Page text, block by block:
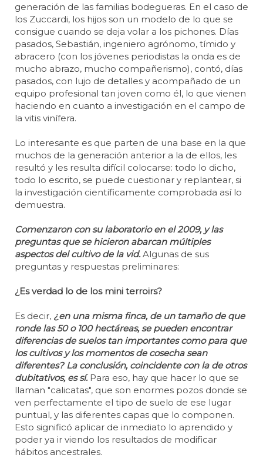
generación de las familias bodegueras. En el caso de
los Zuccardi, los hijos son un modelo de lo que se
consigue cuando se deja volar a los pichones. Días
pasados, Sebastián, ingeniero agrónomo, tímido y
abracero (con los jóvenes periodistas la onda es de
mucho abrazo, mucho compañerismo), contó, días
pasados, con lujo de detalles y acompañado de un
equipo profesional tan joven como él, lo que vienen
haciendo en cuanto a investigación en el campo de
la vitis vinífera.
Lo interesante es que parten de una base en la que
muchos de la generación anterior a la de ellos, les
resultó y les resulta difícil colocarse: todo lo dicho,
todo lo escrito, se puede cuestionar y replantear, si
la investigación científicamente comprobada así lo
demuestra.
Comenzaron con su laboratorio en el 2009, y las
preguntas que se hicieron abarcan múltiples
aspectos del cultivo de la vid.Algunas de sus
preguntas y respuestas preliminares:
¿Es verdad lo de los mini terroirs?
Es decir, ¿en una misma finca, de un tamaño de que
ronde las 50 o 100 hectáreas, se pueden encontrar
diferencias de suelos tan importantes como para que
los cultivos y los momentos de cosecha sean
diferentes? La conclusión, coincidente con la de otros
dubitativos, es sí.Para eso, hay que hacer lo que se
llaman "calicatas", que son enormes pozos donde se
ven perfectamente el tipo de suelo de ese lugar
puntual, y las diferentes capas que lo componen.
Esto significó aplicar de inmediato lo aprendido y
poder ya ir viendo los resultados de modificar
hábitos ancestrales.